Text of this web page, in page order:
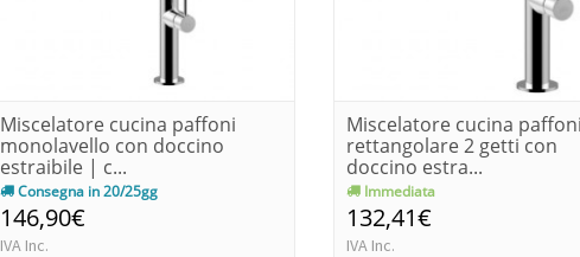
Miscelatore cucina paffoni
monolavello con doccino
estraibile | c...
Consegna in 20/25gg
146,90€
IVA Inc.
Miscelatore cucina paffoni
rettangolare 2 getti con
doccino estra...
Immediata
132,41€
IVA Inc.